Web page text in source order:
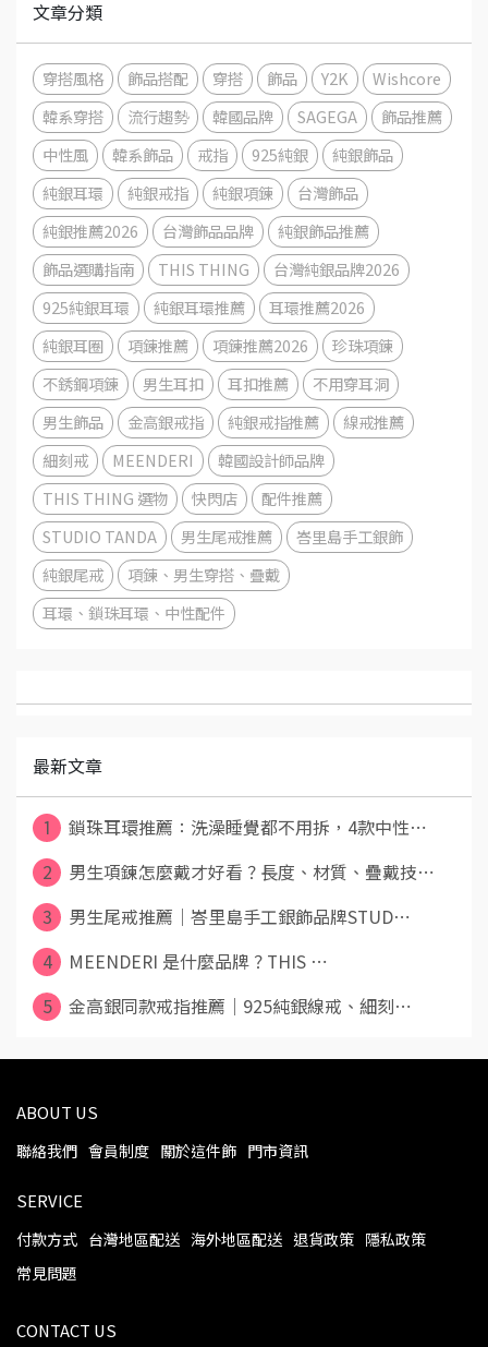
文章分類
穿搭風格 飾品搭配 穿搭 飾品 Y2K Wishcore
韓系穿搭 流行趨勢 韓國品牌 SAGEGA 飾品推薦
中性風 韓系飾品 戒指 925純銀 純銀飾品
純銀耳環 純銀戒指 純銀項鍊 台灣飾品
純銀推薦2026 台灣飾品品牌 純銀飾品推薦
飾品選購指南 THIS THING 台灣純銀品牌2026
925純銀耳環 純銀耳環推薦 耳環推薦2026
純銀耳圈 項鍊推薦 項鍊推薦2026 珍珠項鍊
不銹鋼項鍊 男生耳扣 耳扣推薦 不用穿耳洞
男生飾品 金高銀戒指 純銀戒指推薦 線戒推薦
細刻戒 MEENDERI 韓國設計師品牌
THIS THING 選物 快閃店 配件推薦
STUDIO TANDA 男生尾戒推薦 峇里島手工銀飾
純銀尾戒 項鍊、男生穿搭、疊戴
耳環、鎖珠耳環、中性配件
最新文章
1 鎖珠耳環推薦：洗澡睡覺都不用拆，4款中性⋯
2 男生項鍊怎麼戴才好看？長度、材質、疊戴技⋯
3 男生尾戒推薦｜峇里島手工銀飾品牌STUD⋯
4 MEENDERI 是什麼品牌？THIS ⋯
5 金高銀同款戒指推薦｜925純銀線戒、細刻⋯
ABOUT US
聯絡我們 會員制度 關於這件飾 門市資訊
SERVICE
付款方式 台灣地區配送 海外地區配送 退貨政策
隱私政策
常見問題
CONTACT US